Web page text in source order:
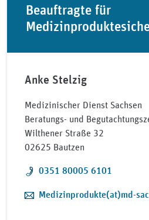
Beauftragte für
Anke Stelzig
Medizinischer Dienst Sachsen
Beratungs- und
Wilthener Straße 32
02625 Bautzen
Telefon:
0351 80005 6101
E-Mail:
Medizinprodukte(at)md-